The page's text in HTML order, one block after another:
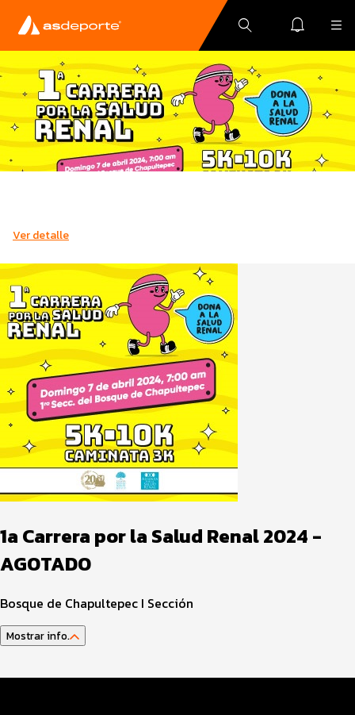
Ver detalle
1a Carrera por la Salud Renal 2024 -
AGOTADO
Bosque de Chapultepec I Sección
Mostrar info.